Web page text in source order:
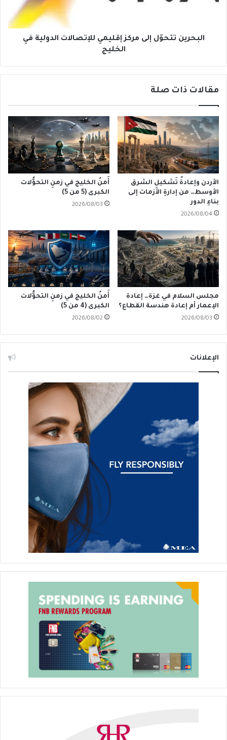
البحرين تتحوّل إلى مركز إقليمي للإتصالات الدولية في
الخليج
مقالات ذات صلة
الأردن وإعادةُ تَشكيلِ الشرق
الأوسط… من إدارةِ الأزمات إلى
بناءِ الدور
2026/08/04
أَمنُ الخليج في زمنِ التحوُّلات
الكبرى (5 من 5)
2026/08/03
مجلس السلام في غزة… إعادة
الإعمار أم إعادة هندسة القطاع؟
2026/08/03
أَمنُ الخليج في زمنِ التحوُّلات
الكبرى (4 من 5)
2026/08/02
الإعلانات